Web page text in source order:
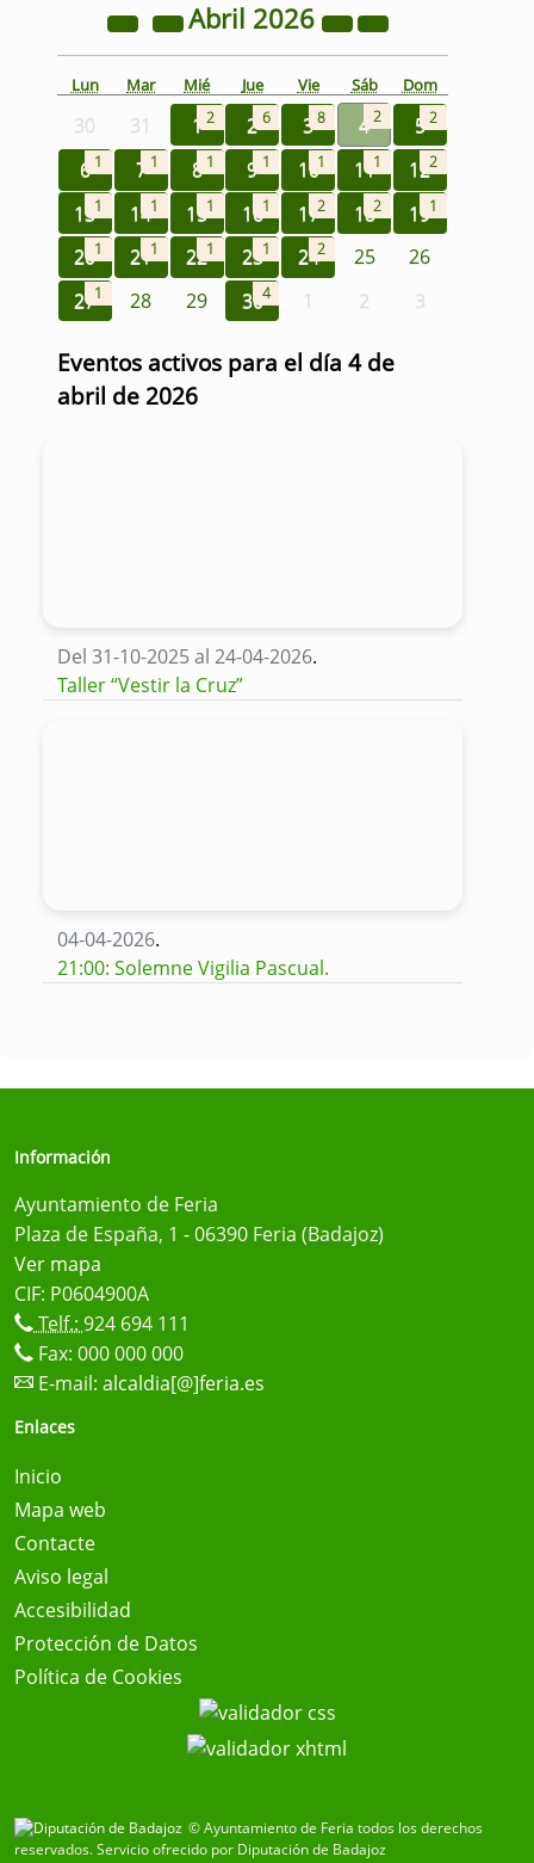
Abril 2026
Lun Mar Mié Jue Vie Sáb Dom
30 31 12 2 6 38 42 52
6 1 7 1 8 1 9 1 101 111 122
131 141 151 161 172 182 191
201 211 221 231 242 25
26
271 28 29 304 1 2 3
Eventos activos para el día 4 de
abril de 2026
Del 31-10-2025 al 24-04-2026.
Taller “Vestir la Cruz”
04-04-2026.
21:00: Solemne Vigilia Pascual.
Información
Ayuntamiento de Feria
Plaza de España, 1 - 06390 Feria (Badajoz)
Ver mapa
CIF: P0604900A
Telf.: 924 694 111
Fax: 000 000 000
E-mail: alcaldia[@]feria.es
Enlaces
Inicio
Mapa web
Contacte
Aviso legal
Accesibilidad
Protección de Datos
Política de Cookies
© Ayuntamiento de Feria todos los derechos
reservados.Servicio ofrecido por Diputación de Badajoz